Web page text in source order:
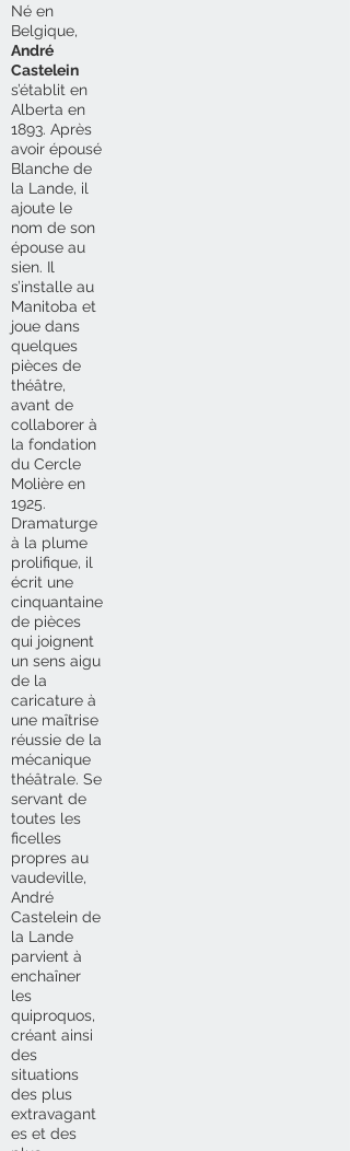
Né en
Belgique,
André
Castelein
s’établit en
Alberta en
1893. Après
avoir épousé
Blanche de
la Lande, il
ajoute le
nom de son
épouse au
sien. Il
s’installe au
Manitoba et
joue dans
quelques
pièces de
théâtre,
avant de
collaborer à
la fondation
du Cercle
Molière en
1925.
Dramaturge
à la plume
prolifique, il
écrit une
cinquantaine
de pièces
qui joignent
un sens aigu
de la
caricature à
une maîtrise
réussie de la
mécanique
théâtrale. Se
servant de
toutes les
ficelles
propres au
vaudeville,
André
Castelein de
la Lande
parvient à
enchaîner
les
quiproquos,
créant ainsi
des
situations
des plus
extravagant
es et des